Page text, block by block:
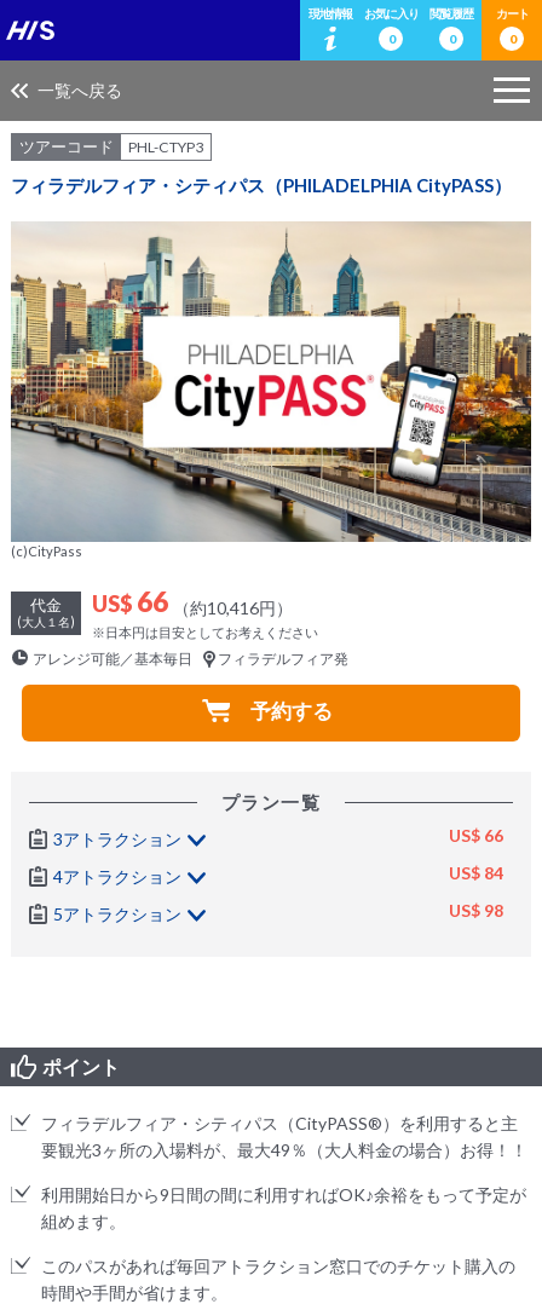
現地情報
お気に入り
0
閲覧履歴
0
カート
0
一覧へ戻る
ツアーコード PHL-CTYP3
フィラデルフィア・シティパス（PHILADELPHIA CityPASS）
(c)CityPass
代金
(大人１名)
US$ 66 （約10,416円）
※日本円は目安としてお考えください
アレンジ可能／基本毎日 フィラデルフィア発
予約する
プラン一覧
3アトラクション
US$ 66
4アトラクション
US$ 84
5アトラクション
US$ 98
ポイント
フィラデルフィア・シティパス（CityPASS®）を利用すると主
要観光3ヶ所の入場料が、最大49％（大人料金の場合）お得！！
利用開始日から9日間の間に利用すればOK♪余裕をもって予定が
組めます。
このパスがあれば毎回アトラクション窓口でのチケット購入の
時間や手間が省けます。